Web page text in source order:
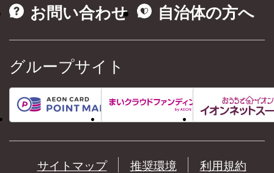
お問い合わせ
自治体の方へ
グループサイト
サイトマップ 推奨環境
利用規約